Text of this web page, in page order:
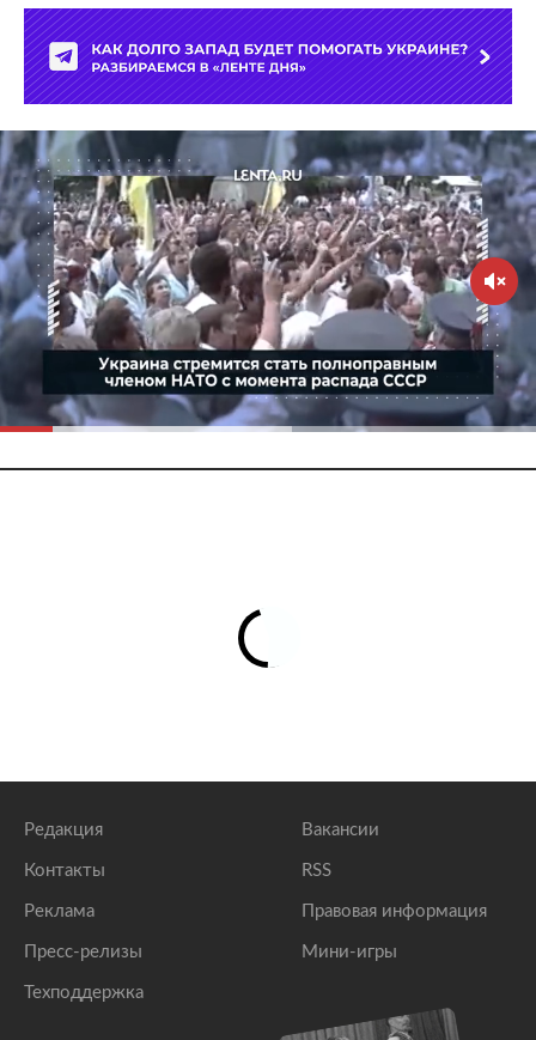
Редакция
Контакты
Реклама
Пресс-релизы
Техподдержка
Вакансии
RSS
Правовая информация
Мини-игры